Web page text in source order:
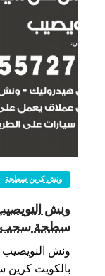
ونش كرين سطحة
سطحة سحب
ونش النويصيب
بالكويت